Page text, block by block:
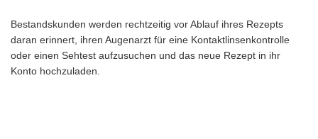
Bestandskunden werden rechtzeitig vor Ablauf ihres Rezepts
daran erinnert, ihren Augenarzt für eine Kontaktlinsenkontrolle
oder einen Sehtest aufzusuchen und das neue Rezept in ihr
Konto hochzuladen.